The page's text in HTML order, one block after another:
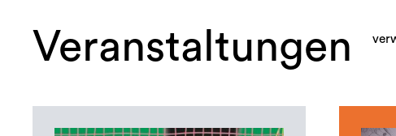
Veranstaltungen